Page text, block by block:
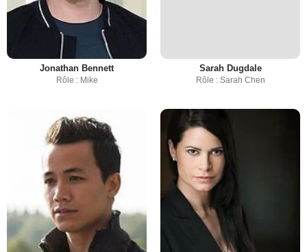
Jonathan Bennett
Rôle : Mike
Sarah Dugdale
Rôle : Sarah Chen